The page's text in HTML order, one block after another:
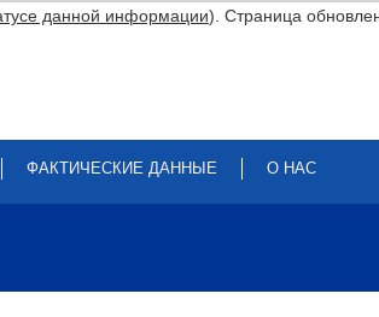
данной информации). Страница
ФАКТИЧЕСКИЕ ДАННЫЕ О НАС